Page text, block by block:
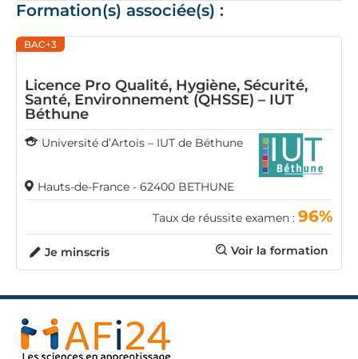
Formation(s) associée(s) :
BAC+3
Licence Pro Qualité, Hygiène, Sécurité,
Santé, Environnement (QHSSE) – IUT
Béthune
Université d’Artois – IUT de Béthune
Hauts-de-France - 62400 BETHUNE
Taux de réussite examen : 96%
Voir la formation
Je minscris